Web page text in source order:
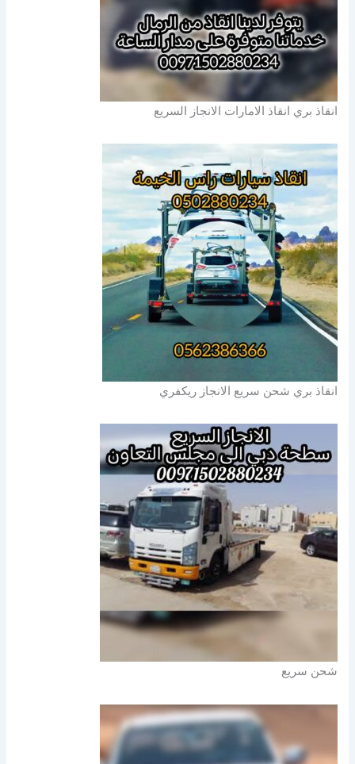
انقاذ بري انقاذ الامارات الانجاز السريع
انقاذ بري شحن سريع الانجاز ريكفري
شحن سريع